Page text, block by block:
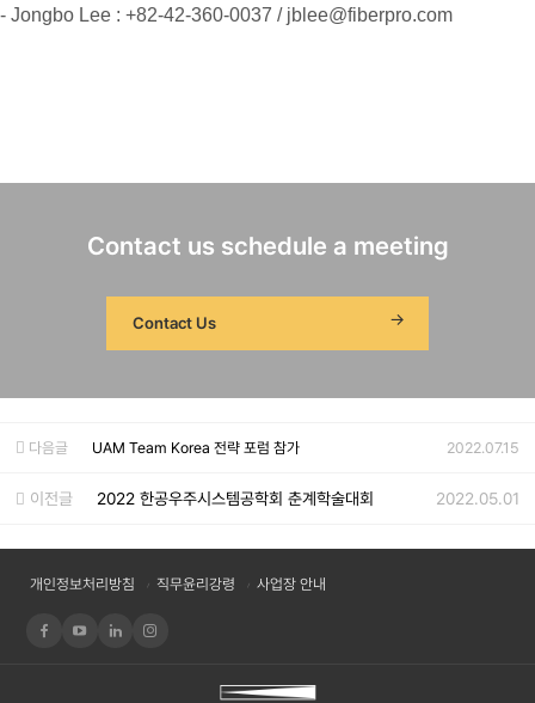
- Jongbo Lee : +82-42-360-0037 / jblee@fiberpro.com
Contact us schedule a meeting
Contact Us
다음글 UAM Team Korea 전략 포럼 참가 2022.07.15
이전글 2022 한공우주시스템공학회 춘계학술대회 2022.05.01
개인정보처리방침 직무윤리강령 사업장 안내